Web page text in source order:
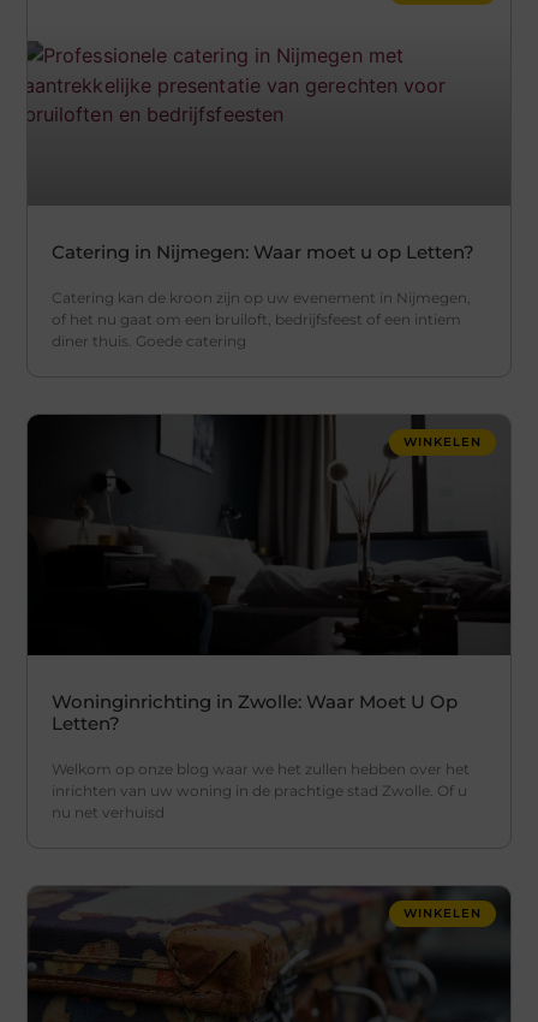
Catering in Nijmegen: Waar moet u op Letten?
Catering kan de kroon zijn op uw evenement in Nijmegen,
of het nu gaat om een bruiloft, bedrijfsfeest of een intiem
diner thuis. Goede catering
WINKELEN
Woninginrichting in Zwolle: Waar Moet U Op
Letten?
Welkom op onze blog waar we het zullen hebben over het
inrichten van uw woning in de prachtige stad Zwolle. Of u
nu net verhuisd
WINKELEN